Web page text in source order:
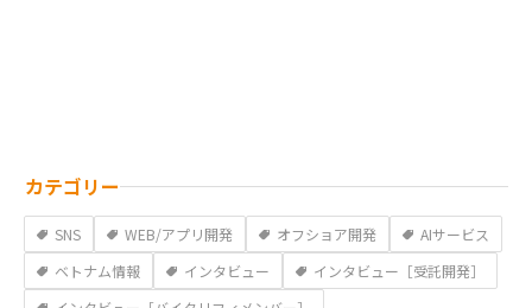
カテゴリー
SNS WEB/アプリ開発 オフショア開発
AIサービス
ベトナム情報
インタビュー
インタビュー［受託開発］